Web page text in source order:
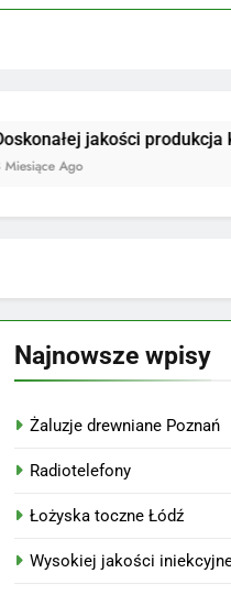
jakości produkcja kołnierzy
Najnowsze wpisy
Żaluzje drewniane Poznań
Radiotelefony
Łożyska toczne Łódź
Wysokiej jakości